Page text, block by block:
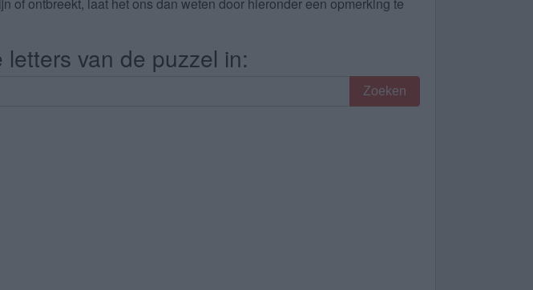
van de puzzel in:
Zoeken